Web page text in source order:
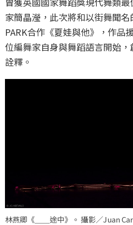
家簡晶瀅，此次將和以街舞聞
PARK合作《夏娃與他》，作品
位編舞家自身與舞蹈語言開始
詮釋。
林燕卿《＿＿途中》。 攝影／Juan